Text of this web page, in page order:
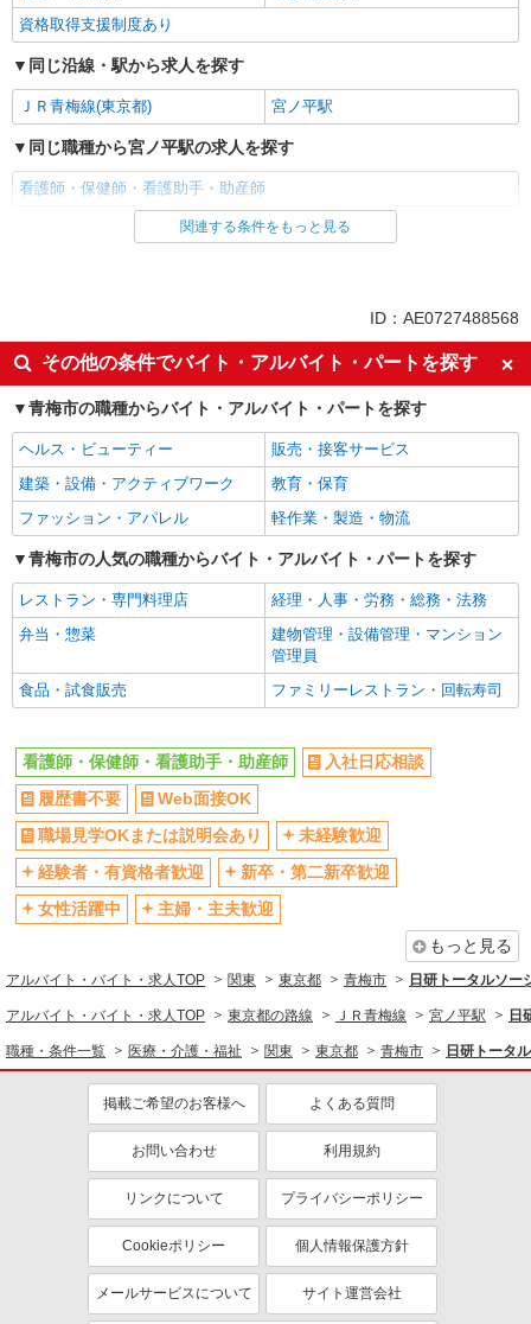
資格取得支援制度あり
同じ沿線・駅から求人を探す
ＪＲ青梅線(東京都) 宮ノ平駅
同じ職種から宮ノ平駅の求人を探す
看護師・保健師・看護助手・助産師
同じ雇用形態から宮ノ平駅の求人を探す
同じ特徴から宮ノ平駅の求人を探す
入社日応相談
履歴書不要
Web面接OK
職場見学OKまたは説明会あり
未経験歓迎
経験者・有資格者歓迎
新卒・第二新卒歓迎
女性活躍中
主婦・主夫歓迎
フリーター歓迎
学歴不問
ブランクOK
ミドル（40代～）活躍中
エルダー（50代～）活躍中
シニア（60代～）活躍中
昇給あり
週2～3日勤務OK
10時～勤務OK
16時前退社OK
禁煙・分煙
残業ほぼなし
転勤なし
交通費支給
社会保険あり
社割・特典あり
研修制度あり
資格取得支援制度あり
医療・介護・福祉
看護師・保健師・看護助手・助産師
同じ特徴から求人を探す
ミドル（40代～）活躍中
週2～3日勤務OK
深夜
交通費支給
社会保険あり
関連する条件をもっと見る
ID：AE0727488568
その他の条件でバイト・アルバイト・パートを探す
青梅市の職種からバイト・アルバイト・パートを探す
ヘルス・ビューティー
販売・接客サービス
建築・設備・アクティブワーク
教育・保育
ファッション・アパレル
軽作業・製造・物流
青梅市の人気の職種からバイト・アルバイト・パートを探す
レストラン・専門料理店
経理・人事・労務・総務・法務
弁当・惣菜
建物管理・設備管理・マンション
管理員
食品・試食販売
ファミリーレストラン・回転寿司
看護師・保健師・看護助手・助産師
入社日応相談
履歴書不要
Web面接OK
職場見学OKまたは説明会あり
未経験歓迎
経験者・有資格者歓迎
新卒・第二新卒歓迎
女性活躍中
主婦・主夫歓迎
もっと見る
アルバイト・バイト・求人TOP 関東 東京都 青梅市 日研トータルソ
アルバイト・バイト・求人TOP 東京都の路線 ＪＲ青梅線 宮ノ平駅 日
職種・条件一覧 医療・介護・福祉 関東 東京都 青梅市 日研トータ
掲載ご希望のお客様へ よくある質問
お問い合わせ 利用規約
リンクについて プライバシーポリシー
Cookieポリシー 個人情報保護方針
メールサービスについて サイト運営会社